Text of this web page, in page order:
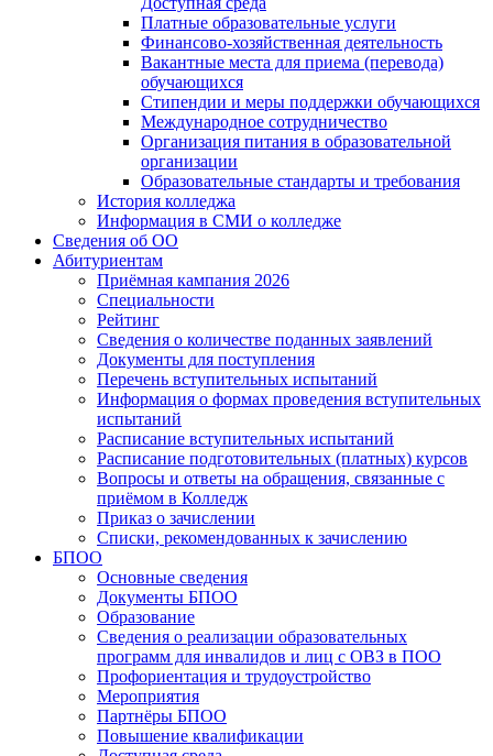
Платные образовательные услуги
Финансово-хозяйственная деятельность
Вакантные места для приема (перевода)
обучающихся
Стипендии и меры поддержки обучающихся
Международное сотрудничество
Организация питания в образовательной
организации
Образовательные стандарты и требования
История колледжа
Информация в СМИ о колледже
Сведения об ОО
Абитуриентам
Приёмная кампания 2026
Специальности
Рейтинг
Сведения о количестве поданных заявлений
Документы для поступления
Перечень вступительных испытаний
Информация о формах проведения вступительных
испытаний
Расписание вступительных испытаний
Расписание подготовительных (платных) курсов
Вопросы и ответы на обращения, связанные с
приёмом в Колледж
Приказ о зачислении
Списки, рекомендованных к зачислению
БПОО
Основные сведения
Документы БПОО
Образование
Сведения о реализации образовательных
программ для инвалидов и лиц с ОВЗ в ПОО
Профориентация и трудоустройство
Мероприятия
Партнёры БПОО
Повышение квалификации